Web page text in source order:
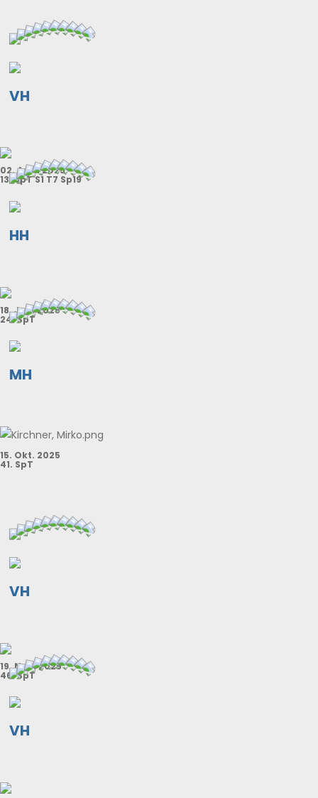
VH
02. April 2025
13. SpT S1 T7 Sp19
HH
18. Juni 2025
24. SpT
MH
15. Okt. 2025
41. SpT
VH
19. Nov. 2025
46. SpT
VH